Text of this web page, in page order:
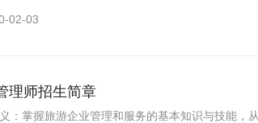
02-03
理师招生简章
：掌握旅游企业管理和服务的基本知识与技能，